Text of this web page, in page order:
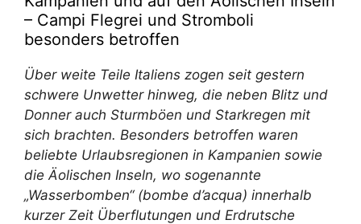
– Campi Flegrei und Stromboli
besonders betroffen
Über weite Teile Italiens zogen seit gestern
schwere Unwetter hinweg, die neben Blitz und
Donner auch Sturmböen und Starkregen mit
sich brachten. Besonders betroffen waren
beliebte Urlaubsregionen in Kampanien sowie
die Äolischen Inseln, wo sogenannte
„Wasserbomben“ (bombe d’acqua) innerhalb
kurzer Zeit Überflutungen und Erdrutsche